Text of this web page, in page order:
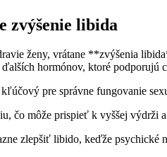
zvýšenie libida
ženy, vrátane **zvýšenia
hormónov, ktoré podporujú
pre správne fungovanie
čo môže prispieť k vyššej výdrži
zlepšiť libido, keďže psychické